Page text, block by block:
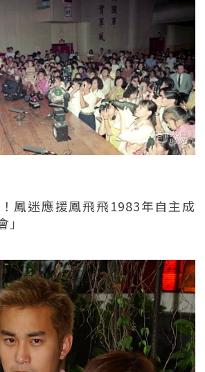
鳳迷應援鳳飛飛1983年自主成